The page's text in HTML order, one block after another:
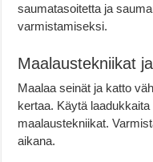
saumatasoitetta ja
varmistamiseksi.
Maalaustekniikat
Maalaa seinät ja katto
kertaa. Käytä
maalaustekniikat.
aikana.